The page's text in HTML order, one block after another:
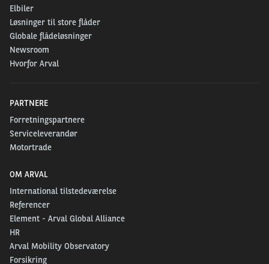
Elbiler
Løsninger til store flåder
Globale flådeløsninger
Newsroom
Hvorfor Arval
PARTNERE
Forretningspartnere
Serviceleverandør
Motortrade
OM ARVAL
International tilstedeværelse
Referencer
Element - Arval Global Alliance
HR
Arval Mobility Observatory
Forsikring